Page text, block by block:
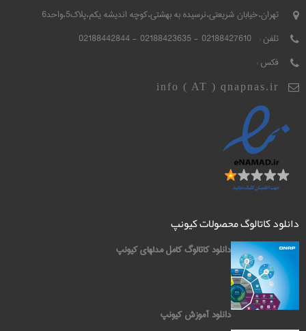
تهران،خیابان شریعتی،نرسیده به بهشتی،کوچه اندیشه یکم،پلاک5،واحد6
تلفن : 02188427610 - 02188423635 - 02188442844
فکس :
info ( AT ) qnapnas.ir
دانلود کاتالوگ محصولات کیونپ
دانلود کاتالوگ کامل مدلهای کیونپ
دانلود آموزش کیونپ